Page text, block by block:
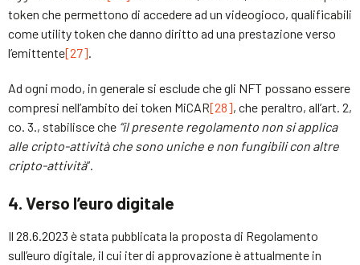
token che permettono di accedere ad un videogioco, qualificabili
come utility token che danno diritto ad una prestazione verso
l’emittente[27].
Ad ogni modo, in generale si esclude che gli NFT possano essere
compresi nell’ambito dei token MiCAR[28], che peraltro, all’art. 2,
co. 3., stabilisce che “il presente regolamento non si applica
alle cripto-attività che sono uniche e non fungibili con altre
cripto-attività”.
4. Verso l’euro digitale
Il 28.6.2023 è stata pubblicata la proposta di Regolamento
sull’euro digitale, il cui iter di approvazione è attualmente in